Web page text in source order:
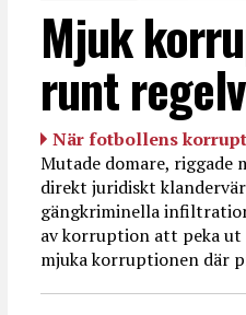
Mjuk
runt
När fotbollens
Mutade domare, riggade
direkt juridiskt
gängkriminella
av korruption att peka
mjuka korruptionen där